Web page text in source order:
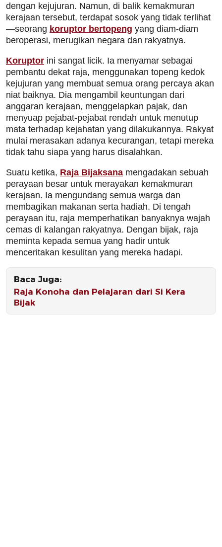
dengan kejujuran. Namun, di balik kemakmuran
kerajaan tersebut, terdapat sosok yang tidak terlihat
—seorang koruptor bertopeng yang diam-diam
beroperasi, merugikan negara dan rakyatnya.
Koruptor ini sangat licik. Ia menyamar sebagai
pembantu dekat raja, menggunakan topeng kedok
kejujuran yang membuat semua orang percaya akan
niat baiknya. Dia mengambil keuntungan dari
anggaran kerajaan, menggelapkan pajak, dan
menyuap pejabat-pejabat rendah untuk menutup
mata terhadap kejahatan yang dilakukannya. Rakyat
mulai merasakan adanya kecurangan, tetapi mereka
tidak tahu siapa yang harus disalahkan.
Suatu ketika, Raja Bijaksana mengadakan sebuah
perayaan besar untuk merayakan kemakmuran
kerajaan. Ia mengundang semua warga dan
membagikan makanan serta hadiah. Di tengah
perayaan itu, raja memperhatikan banyaknya wajah
cemas di kalangan rakyatnya. Dengan bijak, raja
meminta kepada semua yang hadir untuk
menceritakan kesulitan yang mereka hadapi.
Baca Juga:
Raja Konoha dan Pelajaran dari Si Kera
Bijak